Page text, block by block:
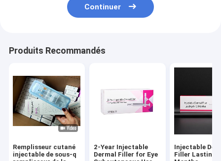
Continuer
Produits Recommandés
Remplisseur cutané
injectable de sous-q
2-Year Injectable
Dermal Filler for Eye
Injectable
Filler Lasting